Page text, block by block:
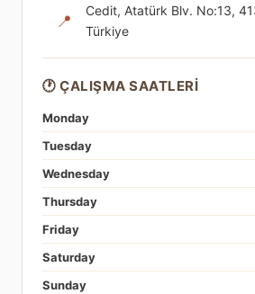
📍
Cedit, Atatürk Blv. No:13,
Türkiye
🕐 ÇALIŞMA SAATLERI
Monday
Tuesday
Wednesday
Thursday
Friday
Saturday
Sunday